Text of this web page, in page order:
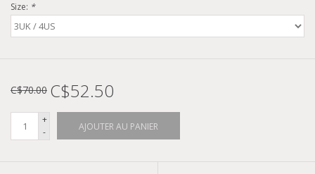
Size: *
C$70.00 C$52.50
+
-
AJOUTER AU PANIER